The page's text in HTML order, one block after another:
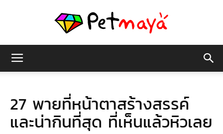
มายา
27 พายที่หน้าตาสร้างสรรค์
และน่ากินที่สุด ที่เห็นแล้วหิวเลย